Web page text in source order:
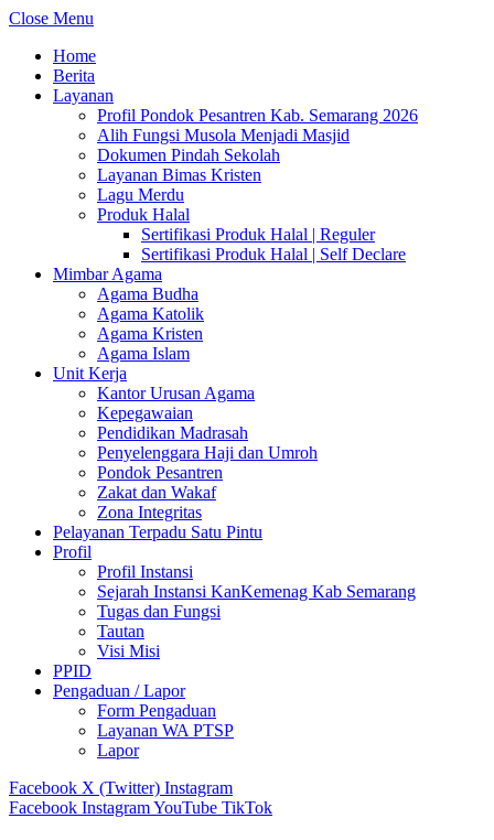
Close Menu
Home
Berita
Layanan
Profil Pondok Pesantren Kab. Semarang 2026
Alih Fungsi Musola Menjadi Masjid
Dokumen Pindah Sekolah
Layanan Bimas Kristen
Lagu Merdu
Produk Halal
Sertifikasi Produk Halal | Reguler
Sertifikasi Produk Halal | Self Declare
Mimbar Agama
Agama Budha
Agama Katolik
Agama Kristen
Agama Islam
Unit Kerja
Kantor Urusan Agama
Kepegawaian
Pendidikan Madrasah
Penyelenggara Haji dan Umroh
Pondok Pesantren
Zakat dan Wakaf
Zona Integritas
Pelayanan Terpadu Satu Pintu
Profil
Profil Instansi
Sejarah Instansi KanKemenag Kab Semarang
Tugas dan Fungsi
Tautan
Visi Misi
PPID
Pengaduan / Lapor
Form Pengaduan
Layanan WA PTSP
Lapor
Facebook X (Twitter) Instagram
Facebook InstagramYouTube TikTok